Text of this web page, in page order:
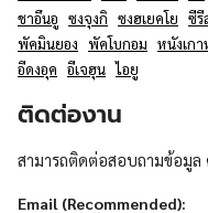
ชาอึนอู ซงจุงกิ ซงฮเยคโย ซีรี
พัคมินยอง พัคโบกอม หนังเก
อีดงอุค อีเจฮุน ไอยู
ติดต่องาน
สามารถติดต่อสอบถามข้อมู
Email (Recommended):